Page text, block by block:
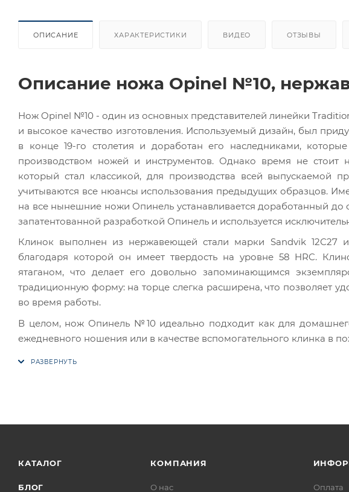
ОПИСАНИЕ ХАРАКТЕРИСТИКИ ВИДЕО ОТЗЫВЫ
Описание ножа Opinel №10,
Нож Opinel №10 - один из основных представителей линейки
и высокое качество изготовления. Используемый дизайн, был
в конце 19-го столетия и доработан его наследниками,
производством ножей и инструментов. Однако время не стоит
который стал классикой, для производства всей выпускаемой
учитываются все нюансы использования предыдущих образцов.
на все нынешние ножи Опинель устанавливается доработанный до
запатентованной разработкой Опинель и используется
Клинок выполнен из нержавеющей стали марки Sandvik 12С27
благодаря которой он имеет твердость на уровне 58 HRC.
ятаганом, что делает его довольно запоминающимся
традиционную форму: на торце слегка расширена, что позволяет
во время работы.
В целом, нож Опинель №10 идеально подходит как для
ежедневного ношения или в качестве вспомогательного клинка в
КАТАЛОГ
БЛОГ
КОМПАНИЯ
О нас
Оплата